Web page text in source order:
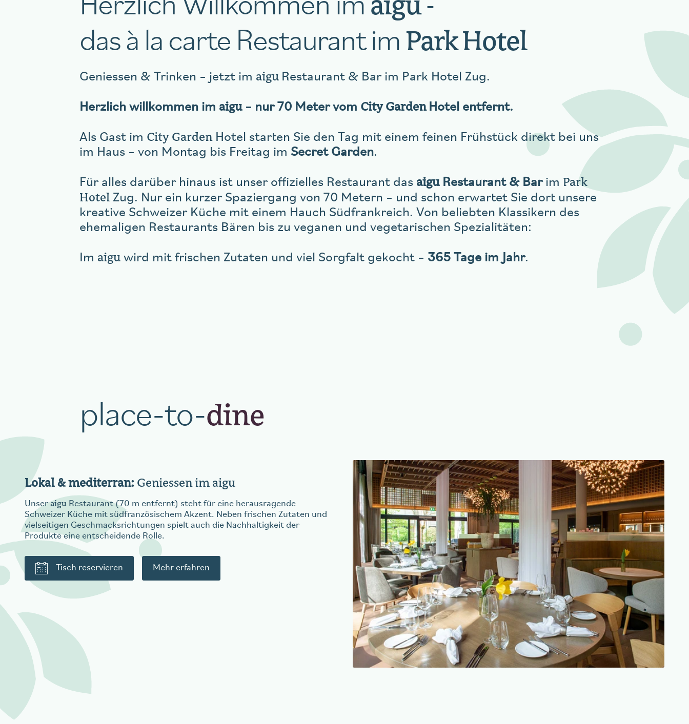
das à la carte Restaurant im Park Hotel
Geniessen & Trinken – jetzt im aigu Restaurant & Bar im Park Hotel Zug.
Herzlich willkommen im aigu– nur 70 Meter vom City GardenHotel entfernt.
Als Gast im City GardenHotel starten Sie den Tag mit einem feinen Frühstück direkt bei uns
im Haus – von Montag bis Freitag im Secret Garden.
Für alles darüber hinaus ist unser offizielles Restaurant das aiguRestaurant & Barim Park
HotelZug. Nur ein kurzer Spaziergang von 70 Metern – und schon erwartet Sie dort unsere
kreative Schweizer Küche mit einem Hauch Südfrankreich. Von beliebten Klassikern des
ehemaligen Restaurants Bären bis zu veganen und vegetarischen Spezialitäten:
Im aiguwird mit frischen Zutaten und viel Sorgfalt gekocht – 365 Tage im Jahr.
place-to-dine
Lokal & mediterran: Geniessen im aigu
Unseraigu Restaurant (70 m entfernt) steht für eine herausragende
Schweizer Küche mit südfranzösischem Akzent. Neben frischen Zutaten und
vielseitigen Geschmacksrichtungen spielt auch die Nachhaltigkeit der
Produkte eine entscheidende Rolle.
Tisch reservieren Mehr erfahren